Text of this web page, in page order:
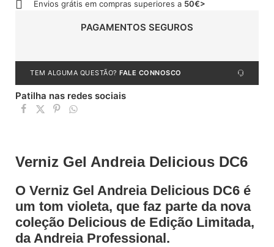
Envios grátis em compras superiores a 50€>
PAGAMENTOS SEGUROS
TEM ALGUMA QUESTÃO? FALE CONNOSCO
Patilha nas redes sociais
Verniz Gel Andreia Delicious DC6
O Verniz Gel Andreia Delicious DC6 é
um tom violeta, que faz parte da nova
coleção Delicious de Edição Limitada,
da Andreia Professional.